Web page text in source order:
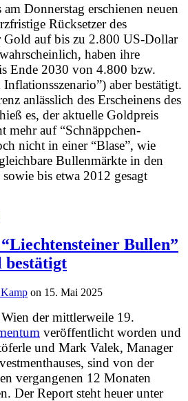
Donnerstag erschienen neuen
Rücksetzer des
Gold auf bis zu 2.800 US-Dollar
haben ihre
Ende 2030 von 4.800 bzw.
aber bestätigt.
anlässlich des Erscheinens des
es, der aktuelle Goldpreis
mehr auf “Schnäppchen-
nicht in einer “Blase”, wie
Bullenmärkte in den
bis etwa 2012 gesagt
Bullen”
bestätigt
on 15. Mai 2025
der mittlerweile 19.
veröffentlicht worden und
und Mark Valek, Manager
sind von der
vergangenen 12 Monaten
Der Report steht heuer unter